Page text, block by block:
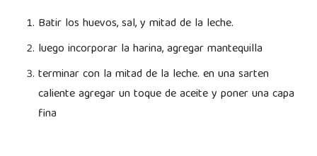
Batir los huevos, sal, y mitad de la leche.
luego incorporar la harina, agregar mantequilla
terminar con la mitad de la leche. en una sarten
caliente agregar un toque de aceite y poner una capa
fina